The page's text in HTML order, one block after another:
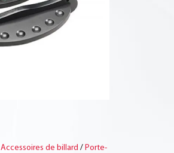
Accessoires de billard / Porte-